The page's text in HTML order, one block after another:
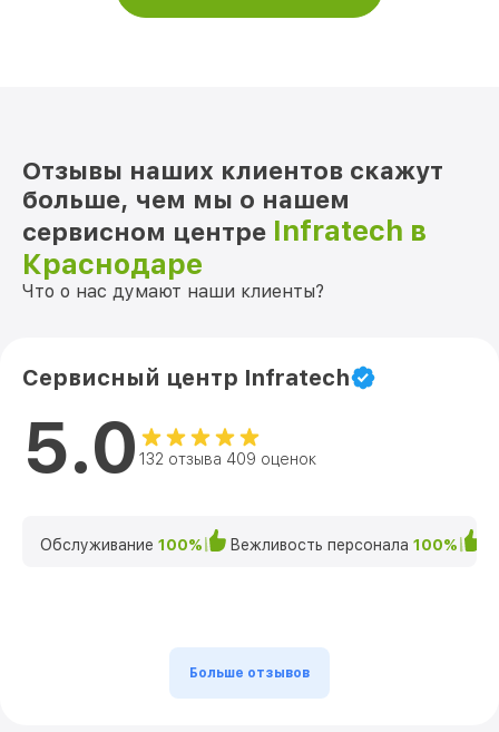
Отзывы наших клиентов скажут
больше, чем мы о нашем
сервисном центре Infratech в
Краснодаре
Что о нас думают наши клиенты?
Сервисный центр Infratech
5.0 132 отзыва 409 оценок
Обслуживание 100% Вежливость персонала 100%
Больше отзывов